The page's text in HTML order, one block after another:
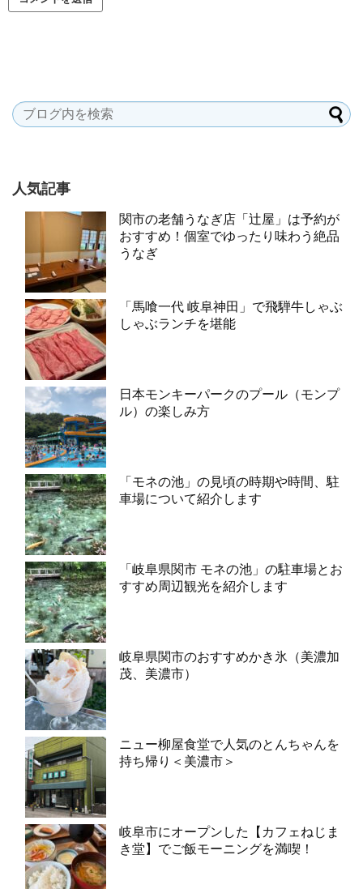
人気記事
関市の老舗うなぎ店「辻屋」は予約が
おすすめ！個室でゆったり味わう絶品
うなぎ
「馬喰一代 岐阜神田」で飛騨牛しゃぶ
しゃぶランチを堪能
日本モンキーパークのプール（モンプ
ル）の楽しみ方
「モネの池」の見頃の時期や時間、駐
車場について紹介します
「岐阜県関市 モネの池」の駐車場とお
すすめ周辺観光を紹介します
岐阜県関市のおすすめかき氷（美濃加
茂、美濃市）
ニュー柳屋食堂で人気のとんちゃんを
持ち帰り＜美濃市＞
岐阜市にオープンした【カフェねじま
き堂】でご飯モーニングを満喫！